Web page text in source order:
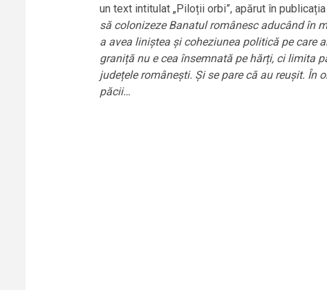
un text intitulat „Piloții orbi”, apărut în
să colonizeze Banatul românesc aducând în
a avea liniștea și coheziunea politică pe care
graniță nu e cea însemnată pe hărți, ci limita
județele românești. Și se pare că au reușit. În
păcii…